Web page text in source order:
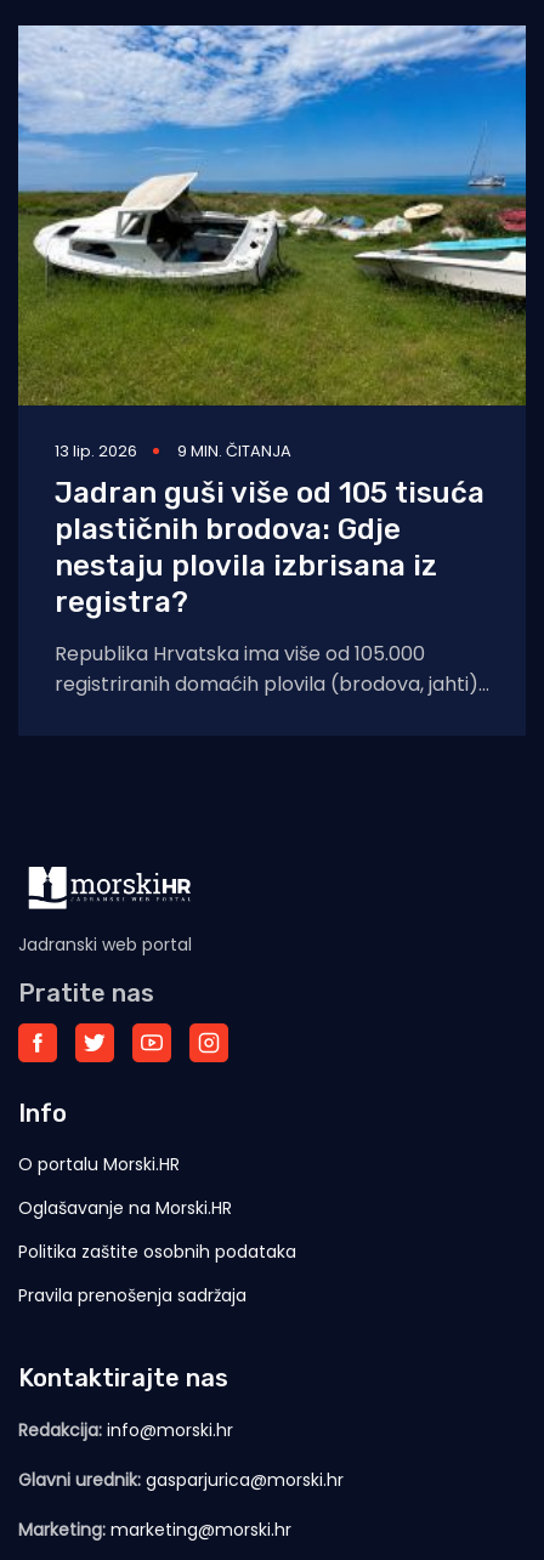
13 lip. 2026 9 MIN. ČITANJA
Jadran guši više od 105 tisuća
plastičnih brodova: Gdje
nestaju plovila izbrisana iz
registra?
Republika Hrvatska ima više od 105.000
registriranih domaćih plovila (brodova, jahti)
Jadranski web portal
Pratite nas
Info
O portalu Morski.HR
Oglašavanje na Morski.HR
Politika zaštite osobnih podataka
Pravila prenošenja sadržaja
Kontaktirajte nas
Redakcija: info@morski.hr
Glavni urednik: gasparjurica@morski.hr
Marketing: marketing@morski.hr